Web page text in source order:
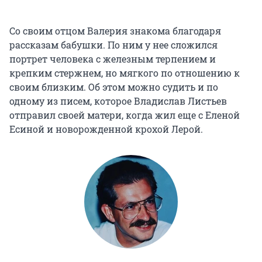
Со своим отцом Валерия знакома благодаря
рассказам бабушки. По ним у нее сложился
портрет человека с железным терпением и
крепким стержнем, но мягкого по отношению к
своим близким. Об этом можно судить и по
одному из писем, которое Владислав Листьев
отправил своей матери, когда жил еще с Еленой
Есиной и новорожденной крохой Лерой.